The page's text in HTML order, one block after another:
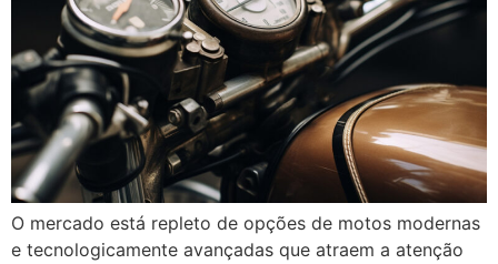
O mercado está repleto de opções de motos modernas
e tecnologicamente avançadas que atraem a atenção